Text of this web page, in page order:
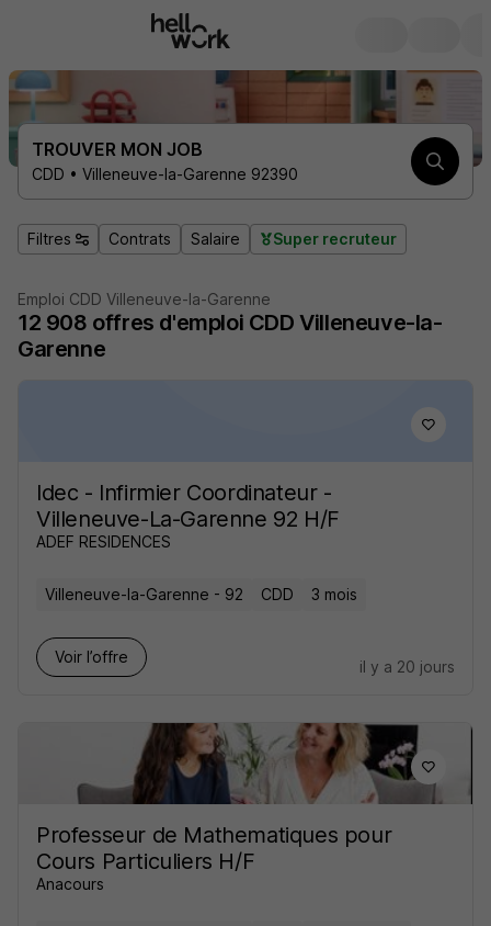
TROUVER MON JOB
CDD • Villeneuve-la-Garenne 92390
Filtres Contrats Salaire Super recruteur
Emploi CDD Villeneuve-la-Garenne
12 908 offres d'emploi CDD Villeneuve-la-
Garenne
Idec - Infirmier Coordinateur -
Villeneuve-La-Garenne 92 H/F
ADEF RESIDENCES
Villeneuve-la-Garenne - 92 CDD 3 mois
Voir l’offre
il y a 20 jours
Professeur de Mathematiques pour
Cours Particuliers H/F
Anacours